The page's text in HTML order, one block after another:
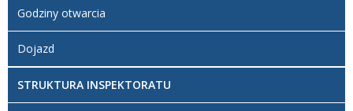
RODO
Godziny otwarcia
Dojazd
STRUKTURA INSPEKTORATU